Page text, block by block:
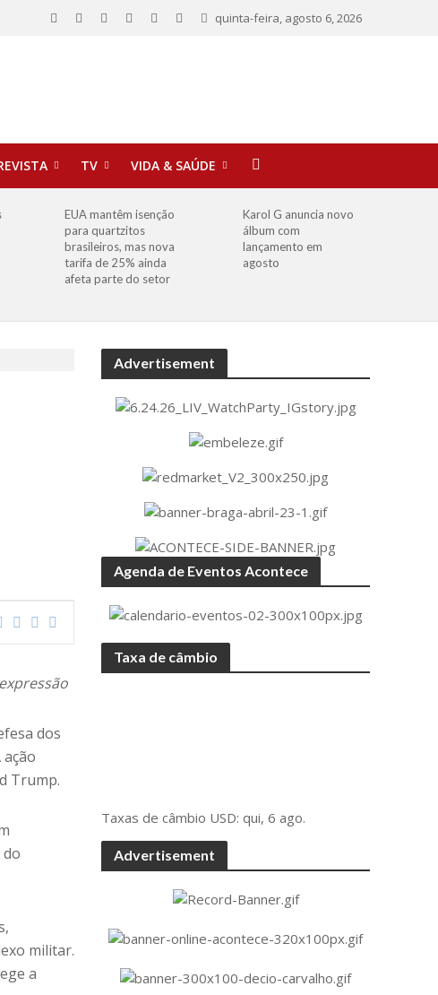
quinta-feira, agosto 6, 2026
TV VIDA & SAÚDE
EUA mantêm isenção
para quartzitos
brasileiros, mas nova
tarifa de 25% ainda
afeta parte do setor
Karol G anuncia novo
álbum com
lançamento em
agosto
dos
Trump.
militar.
a
Advertisement
Agenda de Eventos Acontece
Taxa de câmbio
Taxas de câmbio USD: qui, 6 ago.
Advertisement